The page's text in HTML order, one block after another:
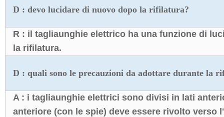
D : devo lucidare di nuovo dopo la rifilatura?
R : il tagliaunghie elettrico ha una funzione di
la rifilatura.
D : quali sono le precauzioni da adottare durante la
A : i tagliaunghie elettrici sono divisi in lati
anteriore (con le spie) deve essere rivolto